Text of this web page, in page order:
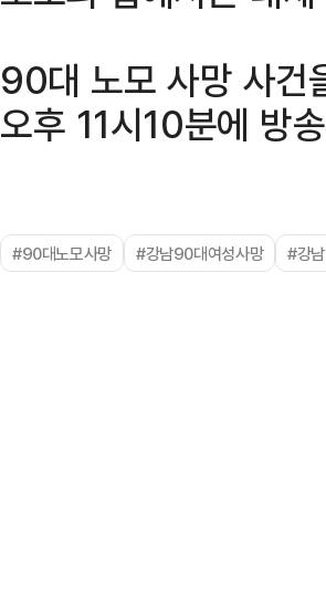
90대 노모 사망 사건
오후 11시10분에 방
#90대노모사망 #강남90대여성사망 #강